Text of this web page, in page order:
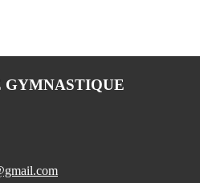
GYMNASTIQUE